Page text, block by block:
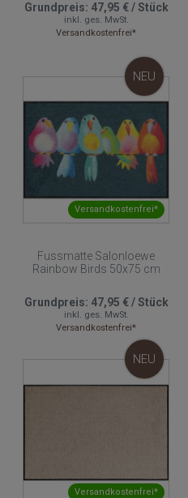
Grundpreis: 47,95 €/Stück
inkl. ges. MwSt.
Versandkostenfrei*
Versandkostenfrei*
NEU
Fussmatte Salonloewe
Rainbow Birds 50x75 cm
Grundpreis: 47,95 €/Stück
inkl. ges. MwSt.
Versandkostenfrei*
Versandkostenfrei*
NEU